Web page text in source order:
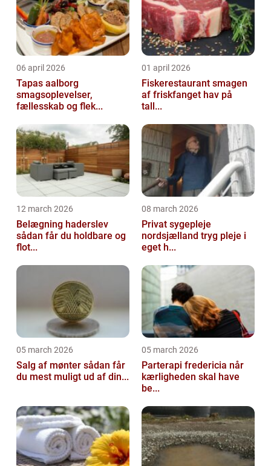
06 april 2026
Tapas aalborg
smagsoplevelser,
fællesskab og flek...
01 april 2026
Fiskerestaurant smagen
af friskfanget hav på
tall...
12 march 2026
Belægning haderslev
sådan får du holdbare og
flot...
08 march 2026
Privat sygepleje
nordsjælland tryg pleje i
eget h...
05 march 2026
Salg af mønter sådan får
du mest muligt ud af din...
05 march 2026
Parterapi fredericia når
kærligheden skal have
be...